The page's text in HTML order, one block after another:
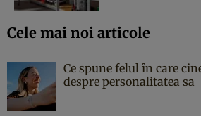
Cele mai noi articole
Ce spune felul în care
despre personalitatea sa